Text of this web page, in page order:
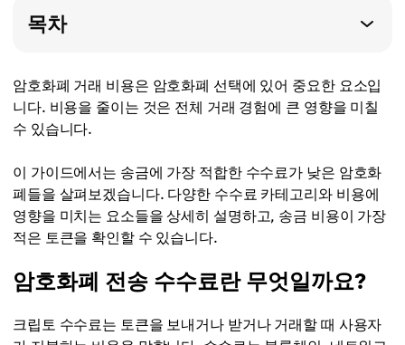
목차
암호화폐 거래 비용은 암호화폐 선택에 있어 중요한 요소입
니다. 비용을 줄이는 것은 전체 거래 경험에 큰 영향을 미칠
수 있습니다.
이 가이드에서는 송금에 가장 적합한 수수료가 낮은 암호화
폐들을 살펴보겠습니다. 다양한 수수료 카테고리와 비용에
영향을 미치는 요소들을 상세히 설명하고, 송금 비용이 가장
적은 토큰을 확인할 수 있습니다.
암호화폐 전송 수수료란 무엇일까요?
크립토 수수료는 토큰을 보내거나 받거나 거래할 때 사용자